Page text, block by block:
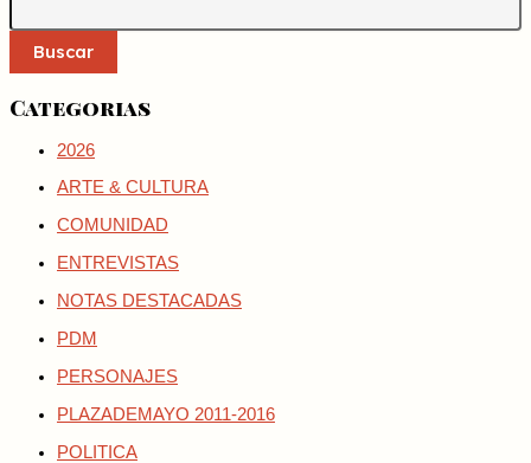
Buscar
Categorias
2026
ARTE & CULTURA
COMUNIDAD
ENTREVISTAS
NOTAS DESTACADAS
PDM
PERSONAJES
PLAZADEMAYO 2011-2016
POLITICA